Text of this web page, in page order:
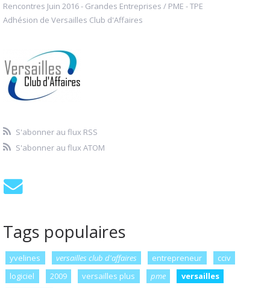
Rencontres Juin 2016 - Grandes Entreprises / PME - TPE
Adhésion de Versailles Club d'Affaires
S'abonner au flux RSS
S'abonner au flux ATOM
Tags populaires
yvelines versailles club d'affaires entrepreneur
cciv
logiciel
2009 versailles plus pme
versailles